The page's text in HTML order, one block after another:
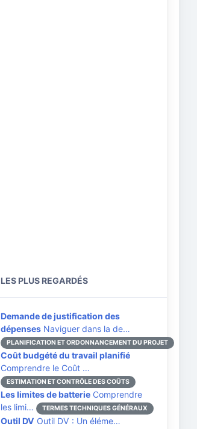
LES PLUS REGARDÉS
Demande de justification des
dépenses Naviguer dans la de…
PLANIFICATION ET ORDONNANCEMENT DU PROJET
Coût budgété du travail planifié
Comprendre le Coût …
ESTIMATION ET CONTRÔLE DES COÛTS
Les limites de batterie Comprendre
les limi…
TERMES TECHNIQUES GÉNÉRAUX
Outil DV Outil DV : Un éléme…